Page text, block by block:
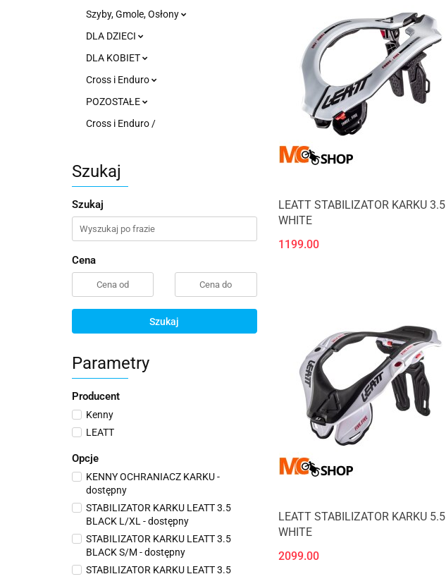
Szyby, Gmole, Osłony
DLA DZIECI
DLA KOBIET
Cross i Enduro
POZOSTAŁE
Cross i Enduro /
Szukaj
Szukaj
Cena
Szukaj
Parametry
Producent
Kenny
LEATT
Opcje
KENNY OCHRANIACZ KARKU -
dostępny
STABILIZATOR KARKU LEATT 3.5
BLACK L/XL - dostępny
STABILIZATOR KARKU LEATT 3.5
BLACK S/M - dostępny
STABILIZATOR KARKU LEATT 3.5
LEATT STABILIZATOR KARKU 3.5
WHITE
1199.00
LEATT STABILIZATOR KARKU 5.5
WHITE
2099.00